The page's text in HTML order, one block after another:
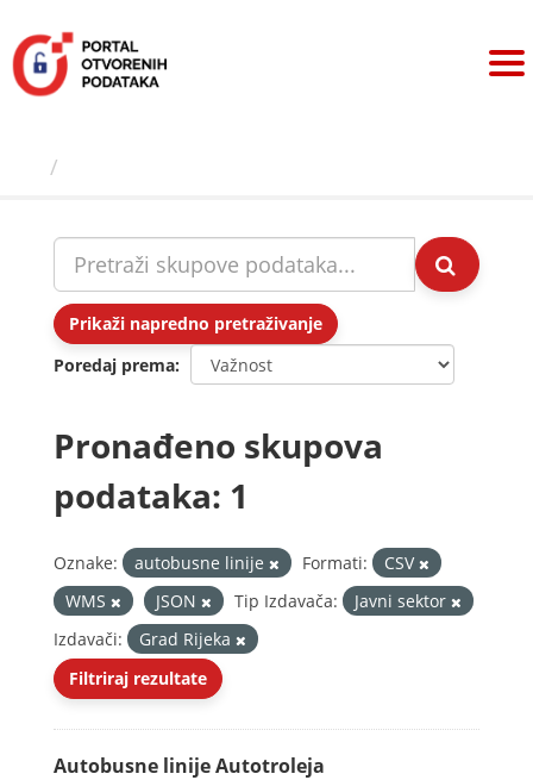
sadržaj
Prikaži napredno pretraživanje
Poredaj prema
Pronađeno skupova
podataka: 1
Oznake: autobusne linije Formati:
CSV
WMS
JSON Tip Izdavača:
Javni sektor
Izdavači:
Grad Rijeka
Filtriraj rezultate
Autobusne linije Autotroleja